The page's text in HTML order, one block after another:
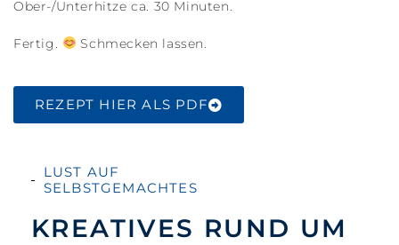
Ober-/Unterhitze ca. 30 Minuten.
Fertig. Schmecken lassen.
REZEPT HIER ALS PDF
LUST AUF
SELBSTGEMACHTES
KREATIVES RUND UM